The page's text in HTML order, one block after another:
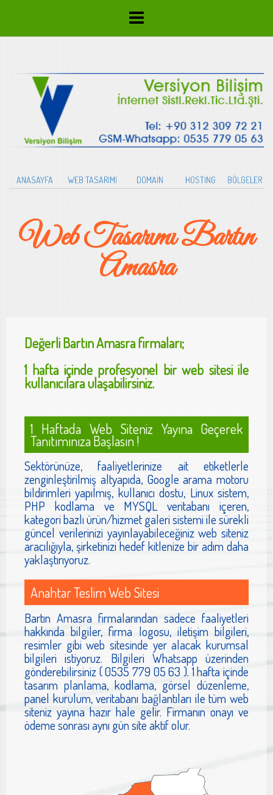
ANASAYFA WEB TASARIMI DOMAİN HOSTİNG BÖLGELER
Web Tasarımı Bartın
Amasra
DeğerliBartın Amasrafirmaları;
1 hafta içinde profesyonel bir web sitesi ile
kullanıcılara ulaşabilirsiniz.
1 Haftada Web Siteniz Yayına Geçerek
Tanıtımınıza Başlasın !
Sektörünüze, faaliyetlerinize ait etiketlerle
zenginleştirilmiş altyapıda, Google arama motoru
bildirimleri yapılmış, kullanıcı dostu, Linux sistem,
PHP kodlama ve MYSQL veritabanı içeren,
kategori bazlı ürün/hizmet galeri sistemi ile sürekli
güncel verilerinizi yayınlayabileceğiniz web siteniz
aracılığıyla, şirketinizi hedef kitlenize bir adım daha
yaklaştırıyoruz.
Anahtar Teslim Web Sitesi
Bartın Amasra firmalarından sadece faaliyetleri
hakkında bilgiler, firma logosu, iletişim bilgileri,
resimler gibi web sitesinde yer alacak kurumsal
bilgileri istiyoruz. Bilgileri Whatsapp üzerinden
gönderebilirsiniz ( 0535 779 05 63 ). 1 hafta içinde
tasarım planlama, kodlama, görsel düzenleme,
panel kurulum, veritabanı bağlantıları ile tüm web
siteniz yayına hazır hale gelir. Firmanın onayı ve
ödeme sonrası aynı gün site aktif olur.